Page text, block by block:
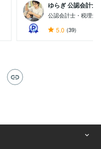
ゆらぎ 公認会計士
公認会計士・税理士
5.0 (39)